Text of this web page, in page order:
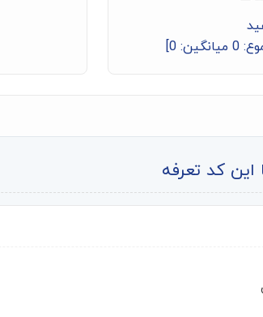
0 میانگین:0
]
کد تعرفه